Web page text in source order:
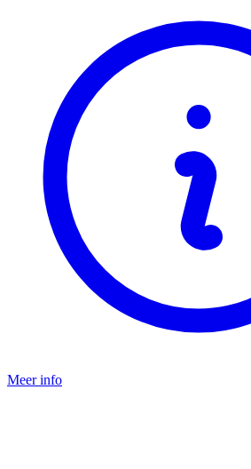
Meer info